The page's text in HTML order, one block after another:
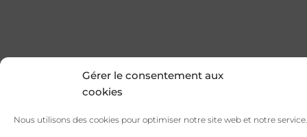
Gérer le consentement aux
cookies
Nous utilisons des cookies pour optimiser notre site web et notre service.